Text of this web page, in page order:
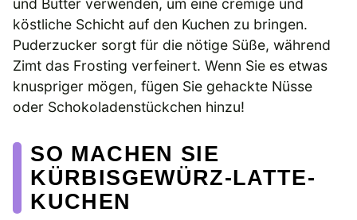
und Butter verwenden, um eine cremige und
köstliche Schicht auf den Kuchen zu bringen.
Puderzucker sorgt für die nötige Süße, während
Zimt das Frosting verfeinert. Wenn Sie es etwas
knuspriger mögen, fügen Sie gehackte Nüsse
oder Schokoladenstückchen hinzu!
SO MACHEN SIE
KÜRBISGEWÜRZ-LATTE-
KUCHEN